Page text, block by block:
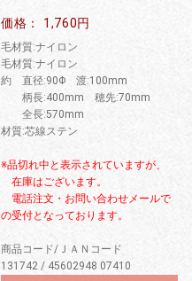
価格： 1,760円
毛材質:ナイロン
毛材質:ナイロン
約 直径:90Φ 渡:100mm
柄長:400mm 穂先:70mm
全長:570mm
材質:芯線ステン
※品切れ中と表示されていますが、
在庫はございます。
電話注文・お問い合わせメールで
の受付となっております。
商品コード/ＪＡＮコード
131742 / 45602948 07410